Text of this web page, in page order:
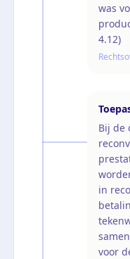
was
4.12)
Bij de
in
voor